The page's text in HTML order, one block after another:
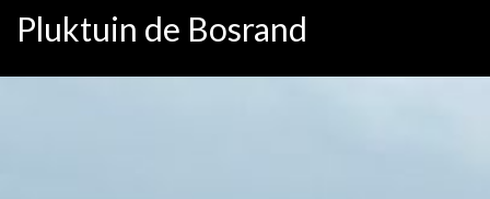
naar
inhoud
Pluktuin de Bosrand